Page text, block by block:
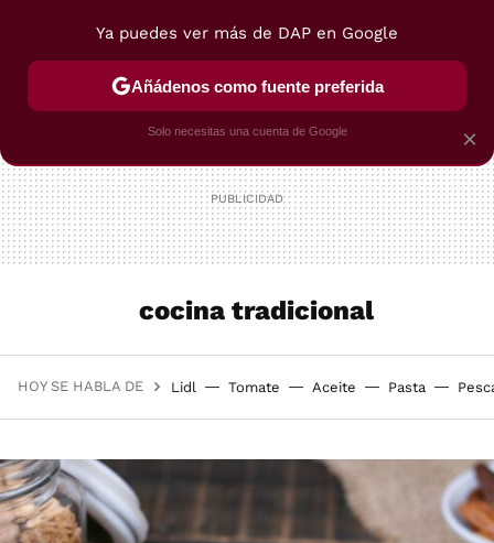
POSTRES VIAJES SELECCIÓN VEGUI
cocina tradicional
HOY SE HABLA DE Lidl Tomate Aceite Pasta
×
Ya puedes ver más de DAP en Google
Añádenos como fuente preferida
Solo necesitas una cuenta de Google